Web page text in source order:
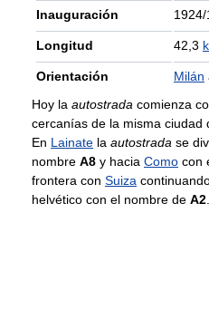
Inauguración
Longitud 42,3
Orientación Milán
Hoy la autostrada comienza
cercanías de la misma ciudad
En Lainate la autostrada se
nombre A8 y hacia Como con
frontera con Suiza
helvético con el nombre de A2